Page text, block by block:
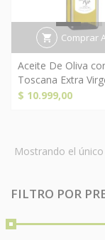
Comprar
Aceite De Oliva
Toscana Extra
$ 10.999,00
Mostrando el
FILTRO POR